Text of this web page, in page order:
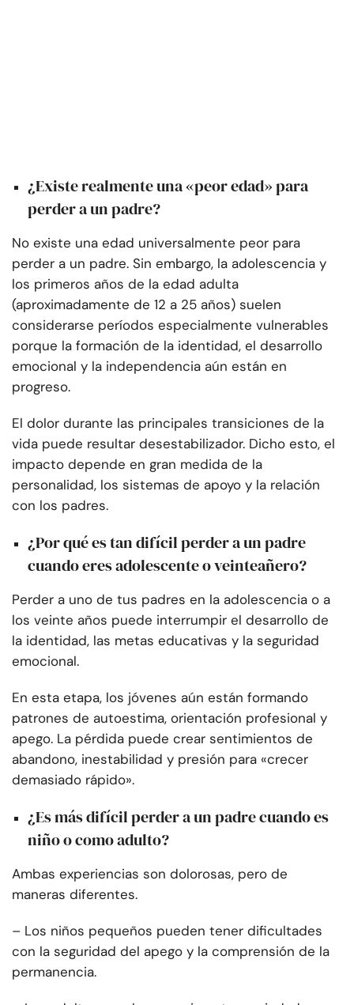
¿Existe realmente una «peor edad» para
perder a un padre?
No existe una edad universalmente peor para
perder a un padre. Sin embargo, la adolescencia y
los primeros años de la edad adulta
(aproximadamente de 12 a 25 años) suelen
considerarse períodos especialmente vulnerables
porque la formación de la identidad, el desarrollo
emocional y la independencia aún están en
progreso.
El dolor durante las principales transiciones de la
vida puede resultar desestabilizador. Dicho esto, el
impacto depende en gran medida de la
personalidad, los sistemas de apoyo y la relación
con los padres.
¿Por qué es tan difícil perder a un padre
cuando eres adolescente o veinteañero?
Perder a uno de tus padres en la adolescencia o a
los veinte años puede interrumpir el desarrollo de
la identidad, las metas educativas y la seguridad
emocional.
En esta etapa, los jóvenes aún están formando
patrones de autoestima, orientación profesional y
apego. La pérdida puede crear sentimientos de
abandono, inestabilidad y presión para «crecer
demasiado rápido».
¿Es más difícil perder a un padre cuando es
niño o como adulto?
Ambas experiencias son dolorosas, pero de
maneras diferentes.
– Los niños pequeños pueden tener dificultades
con la seguridad del apego y la comprensión de la
permanencia.